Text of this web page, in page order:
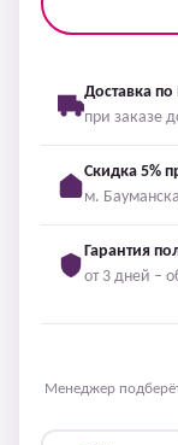
Доставка
при заказе
Скидка 5%
м.
Гарантия
от 3 дней –
Менеджер